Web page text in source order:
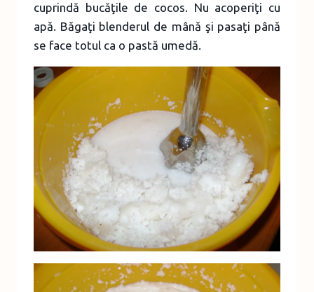
cuprindă bucăţile de cocos. Nu acoperiţi cu
apă. Băgaţi blenderul de mână şi pasaţi până
se face totul ca o pastă umedă.